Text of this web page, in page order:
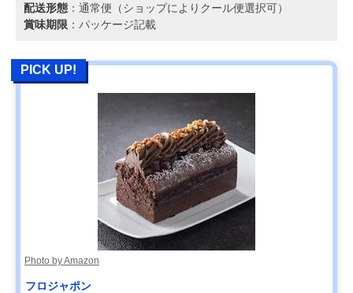
配送形態 ：通常便（ショップによりクール便選択可）
賞味期限 ：パッケージ記載
PICK UP!
Photo by Amazon
フロジャポン